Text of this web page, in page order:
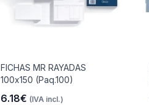
FICHAS MR RAYADAS
100x150 (Paq.100)
6.18€ (IVA incl.)